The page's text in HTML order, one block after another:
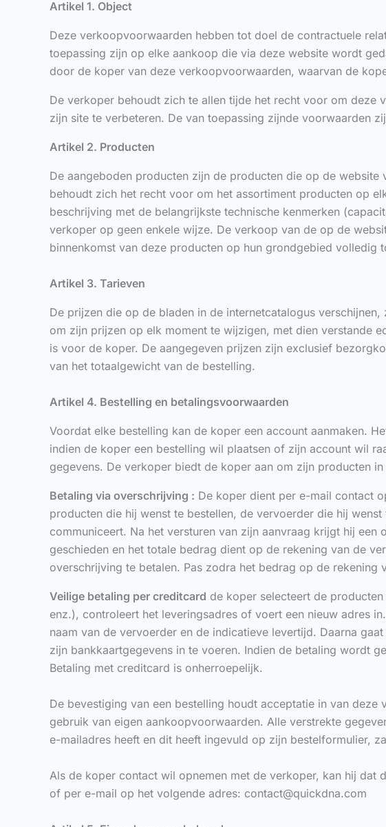
Artikel 1. Object
Deze verkoopvoorwaarden hebben tot doel de contractuele
toepassing zijn op elke aankoop die via deze website wordt
door de koper van deze verkoopvoorwaarden, waarvan de
De verkoper behoudt zich te allen tijde het recht voor om
zijn site te verbeteren. De van toepassing zijnde voorwaarden
Artikel 2. Producten
De aangeboden producten zijn de producten die op de
behoudt zich het recht voor om het assortiment producten op
beschrijving met de belangrijkste technische kenmerken
verkoper op geen enkele wijze. De verkoop van de op de
binnenkomst van deze producten op hun grondgebied volledig
Artikel 3. Tarieven
De prijzen die op de bladen in de internetcatalogus
om zijn prijzen op elk moment te wijzigen, met dien verstande
is voor de koper. De aangegeven prijzen zijn exclusief
van het totaalgewicht van de bestelling.
Artikel 4. Bestelling en betalingsvoorwaarden
Voordat elke bestelling kan de koper een account aanmaken.
indien de koper een bestelling wil plaatsen of zijn account wil
gegevens. De verkoper biedt de koper aan om zijn producten
Betaling via overschrijving : De koper dient per e-mail contact
producten die hij wenst te bestellen, de vervoerder die hij
communiceert. Na het versturen van zijn aanvraag krijgt hij
geschieden en het totale bedrag dient op de rekening van de
overschrijving te betalen. Pas zodra het bedrag op de
Veilige betaling per creditcard de koper selecteert de
enz.), controleert het leveringsadres of voert een nieuw adres
naam van de vervoerder en de indicatieve levertijd. Daarna
zijn bankkaartgegevens in te voeren. Indien de betaling wordt
Betaling met creditcard is onherroepelijk.
De bevestiging van een bestelling houdt acceptatie in van
gebruik van eigen aankoopvoorwaarden. Alle verstrekte
e-mailadres heeft en dit heeft ingevuld op zijn bestelformulier,
Als de koper contact wil opnemen met de verkoper, kan hij dat
of per e-mail op het volgende adres: contact@quickdna.com